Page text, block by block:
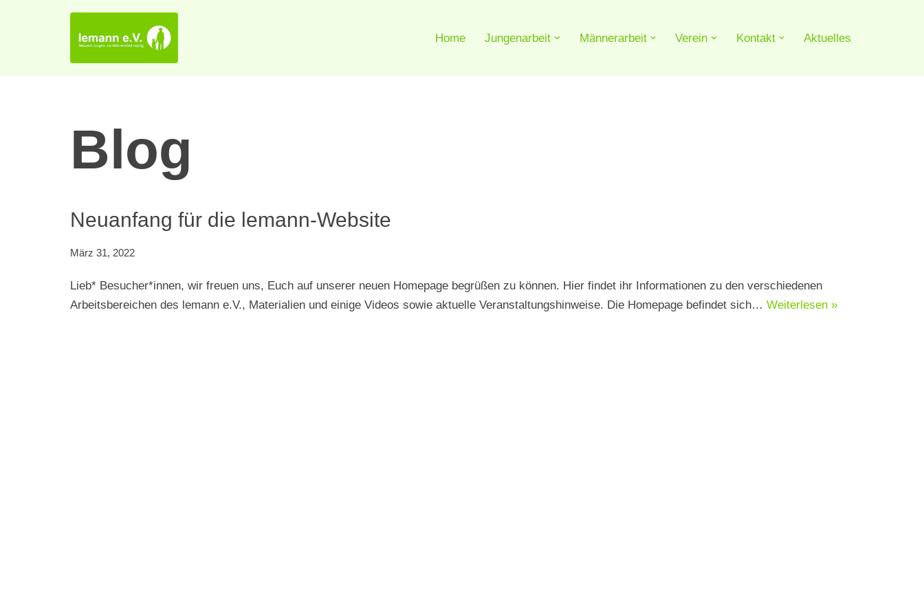
springen
Home Jungenarbeit Männerarbeit Verein Kontakt Aktuelles
Blog
Neuanfang für die lemann-Website
März 31, 2022
Lieb* Besucher*innen, wir freuen uns, Euch auf unserer neuen Homepage begrüßen zu können. Hier findet ihr Informationen zu den verschiedenen
Arbeitsbereichen des lemann e.V., Materialien und einige Videos sowie aktuelle Veranstaltungshinweise. Die Homepage befindet sich… Weiterlesen »